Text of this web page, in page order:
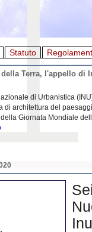
Statuto
Terra, l'appello di
di Urbanistica
di architettura del
Giornata Mondiale